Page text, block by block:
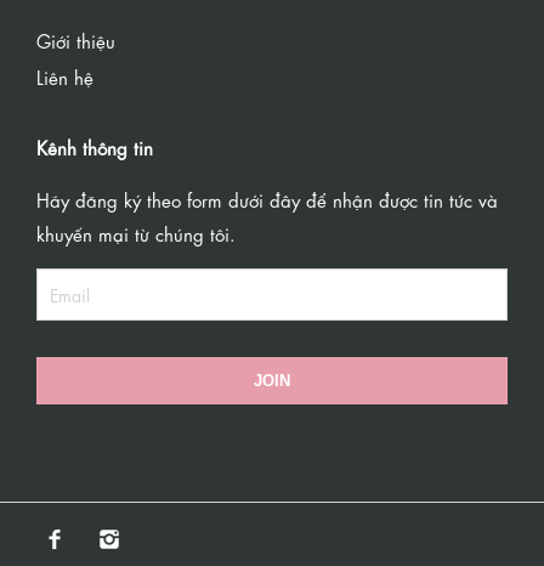
Giới thiệu
Liên hệ
Kênh thông tin
Hãy đăng ký theo form dưới đây để nhận được tin tức và
khuyến mại từ chúng tôi.
JOIN